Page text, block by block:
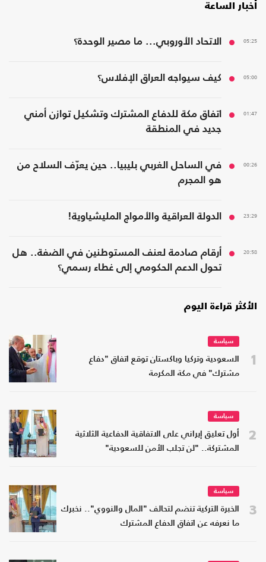
أخبار الساعة
05:25 الاتحاد الأوروبي... ما مصير الوحدة؟
05:00 كيف سيواجه العراق الإفلاس؟
01:47
اتفاق مكة للدفاع المشترك وتشكيل توازن أمني
جديد في المنطقة
00:26
في الساحل الغربي بليبيا.. حين يعرّف السلاح من
هو المجرم
23:29 الدولة العراقية والأمواج المليشياوية!
20:58
أرقام صادمة لعنف المستوطنين في الضفة.. هل
تحول الدعم الحكومي إلى غطاء رسمي؟
الأكثر قراءة اليوم
1
سياسة
السعودية وتركيا وباكستان توقع اتفاق "دفاع
مشترك" في مكة المكرمة
2
سياسة
أول تعليق إيراني على الاتفاقية الدفاعية الثلاثية
المشتركة.. "لن تجلب الأمن للسعودية"
3
سياسة
الخبرة التركية تنضم لتحالف "المال والنووي".. نخبرك
ما نعرفه عن اتفاق الدفاع المشترك